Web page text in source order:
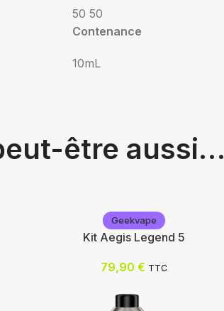
50 50
Contenance
10mL
être aussi…
Geekvape
Kit Aegis Legend 5
79,90 € TTC